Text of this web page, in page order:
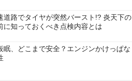
道路でタイヤが突然バースト!? 炎天下の
に知っておくべき点検内容とは
眠、どこまで安全？エンジンかけっぱな